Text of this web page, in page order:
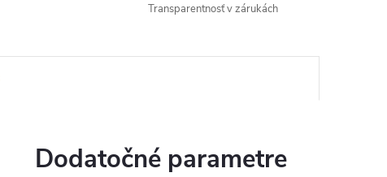
Transparentnosť v zárukách
Dodatočné parametre